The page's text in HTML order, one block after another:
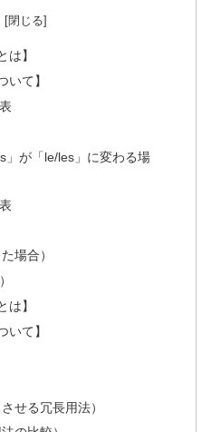
は】
いて】
」が「le/les」に変わる場
場合）
は】
いて】
せる冗長用法）